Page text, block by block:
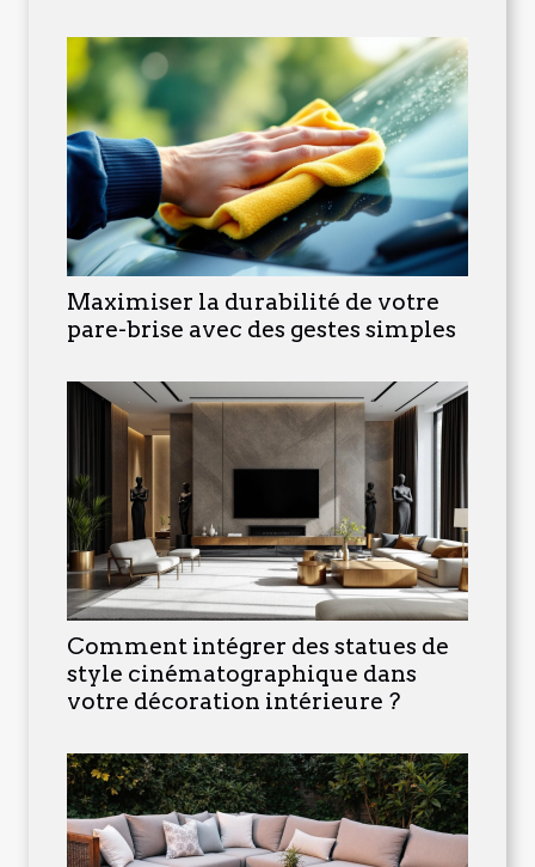
Maximiser la durabilité de votre
pare-brise avec des gestes simples
Comment intégrer des statues de
style cinématographique dans
votre décoration intérieure ?